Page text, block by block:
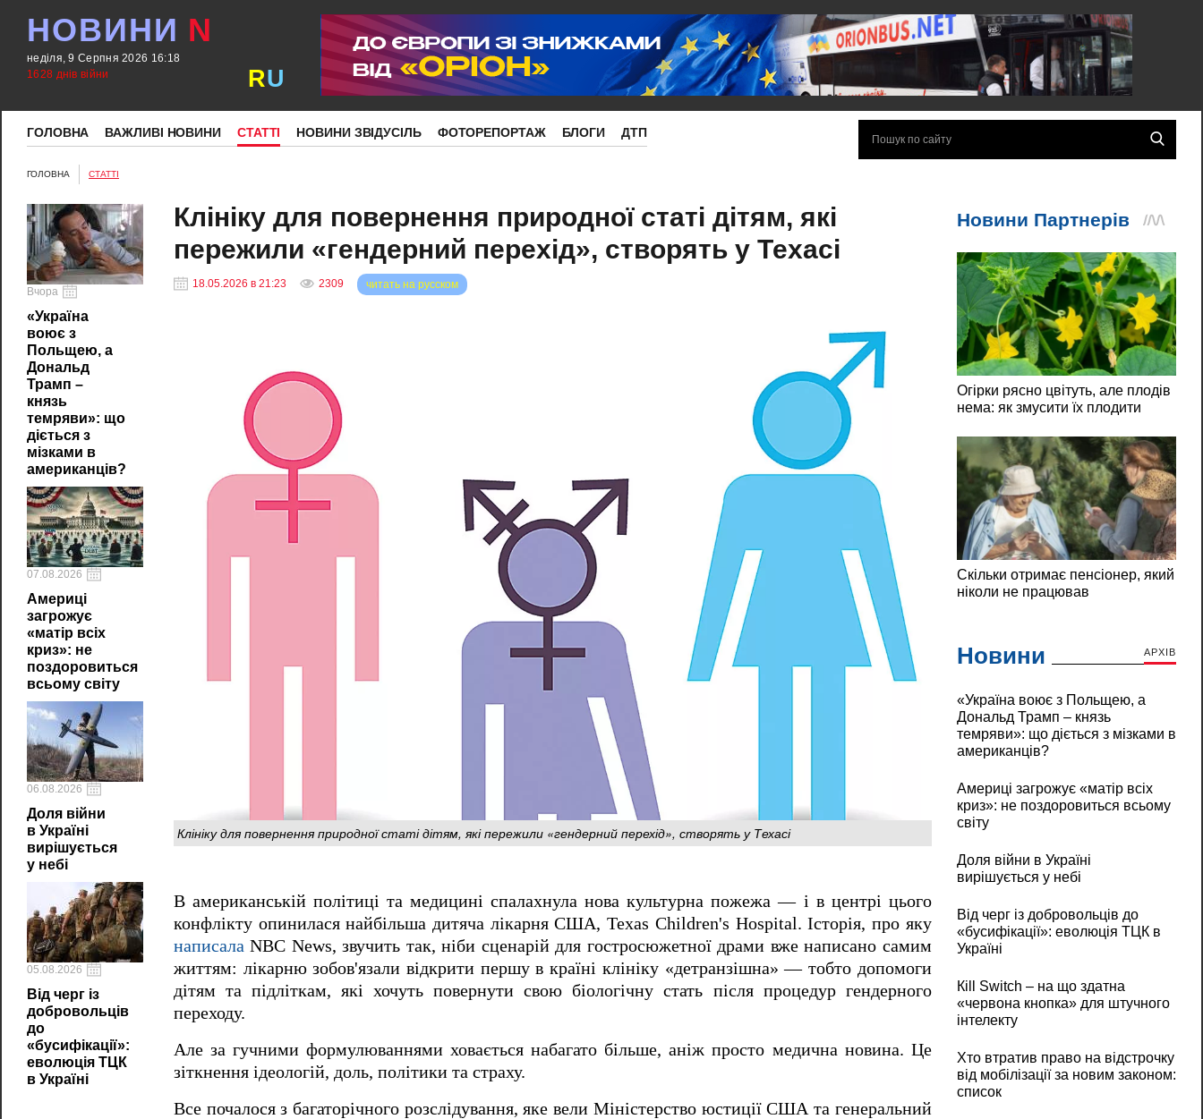
НОВИНИ N
неділя, 9 Серпня 2026 16:18
1628 днів війни
RU
ГОЛОВНА ВАЖЛИВІ НОВИНИ СТАТТІ НОВИНИ ЗВІДУСІЛЬ ФОТОРЕПОРТАЖ БЛОГИ ДТП
ГОЛОВНА СТАТТІ
Вчора
«Україна
воює з
Польщею, а
Дональд
Трамп –
князь
темряви»: що
діється з
мізками в
американців?
07.08.2026
Америці
загрожує
«матір всіх
криз»: не
поздоровиться
всьому світу
06.08.2026
Доля війни
в Україні
вирішується
у небі
05.08.2026
Від черг із
добровольців
до
«бусифікації»:
еволюція ТЦК
в Україні
Клініку для повернення природної статі дітям, які
пережили «гендерний перехід», створять у Техасі
18.05.2026 в 21:23 2309 читать на русском
Клініку для повернення природної статі дітям, які пережили «гендерний перехід», створять у Техасі
В американській політиці та медицині спалахнула нова культурна пожежа — і в центрі цього
конфлікту опинилася найбільша дитяча лікарня США, Texas Children's Hospital. Історія, про яку
написала NBC News, звучить так, ніби сценарій для гостросюжетної драми вже написано самим
життям: лікарню зобов'язали відкрити першу в країні клініку «детранзішна» — тобто допомоги
дітям та підліткам, які хочуть повернути свою біологічну стать після процедур гендерного
переходу.
Але за гучними формулюваннями ховається набагато більше, аніж просто медична новина. Це
зіткнення ідеологій, доль, політики та страху.
Все почалося з багаторічного розслідування, яке вели Міністерство юстиції США та генеральний
Новини АРХІВ
«Україна воює з Польщею, а
Дональд Трамп – князь
темряви»: що діється з мізками в
американців?
Америці загрожує «матір всіх
криз»: не поздоровиться всьому
світу
Доля війни в Україні
вирішується у небі
Від черг із добровольців до
«бусифікації»: еволюція ТЦК в
Україні
Кill Switch – на що здатна
«червона кнопка» для штучного
інтелекту
Хто втратив право на відстрочку
від мобілізації за новим законом:
список